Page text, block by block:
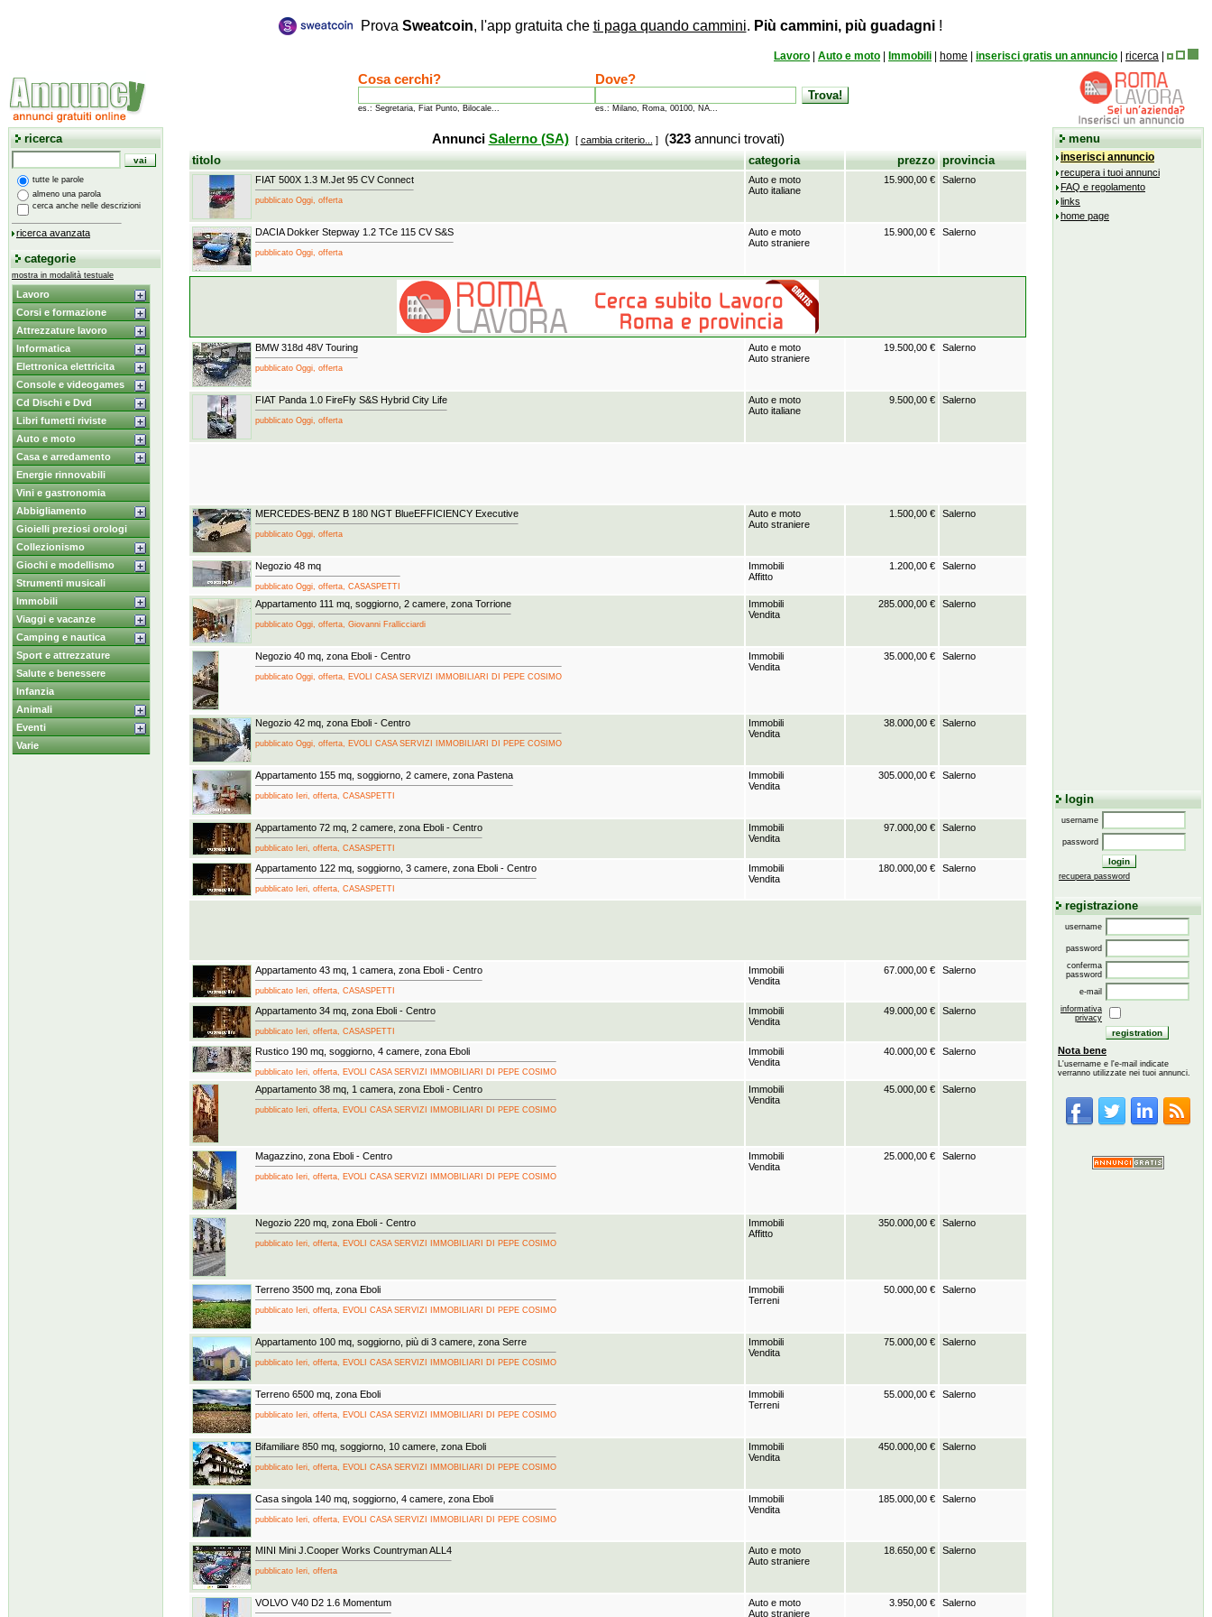
Prova Sweatcoin, l'app gratuita che ti paga quando cammini. Più cammini, più guadagni!
Lavoro Auto e moto Immobili home inserisci gratis un annuncio ricerca
Cosa cerchi?
es.: Segretaria, Fiat Punto, Bilocale...
Dove?
es.: Milano, Roma, 00100, NA...
ricerca
tutte le parole
almeno una parola
cerca anche nelle descrizioni
ricerca avanzata
categorie
mostra in modalità testuale
Lavoro
Corsi e formazione
Attrezzature lavoro
Informatica
Elettronica elettricita
Console e videogames
Cd Dischi e Dvd
Libri fumetti riviste
Auto e moto
Casa e arredamento
Energie rinnovabili
Vini e gastronomia
Abbigliamento
Gioielli preziosi orologi
Collezionismo
Giochi e modellismo
Strumenti musicali
Immobili
Viaggi e vacanze
Camping e nautica
Sport e attrezzature
Salute e benessere
Infanzia
Animali
Eventi
Varie
Annunci Salerno (SA) [ cambia criterio... ] (323annunci trovati)
titolo categoria prezzo provincia
FIAT 500X 1.3 M.Jet 95 CV Connect
pubblicato Oggi, offerta
Auto e moto
Auto italiane
15.900,00 € Salerno
DACIA Dokker Stepway 1.2 TCe 115 CV S&S
pubblicato Oggi, offerta
Auto e moto
Auto straniere
15.900,00 € Salerno
BMW 318d 48V Touring
pubblicato Oggi, offerta
Auto e moto
Auto straniere
19.500,00 € Salerno
FIAT Panda 1.0 FireFly S&S Hybrid City Life
pubblicato Oggi, offerta
Auto e moto
Auto italiane
9.500,00 € Salerno
MERCEDES-BENZ B 180 NGT BlueEFFICIENCY Executive
pubblicato Oggi, offerta
Auto e moto
Auto straniere
1.500,00 € Salerno
Negozio 48 mq
pubblicato Oggi, offerta, CASASPETTI
Immobili
Affitto
1.200,00 € Salerno
Appartamento 111 mq, soggiorno, 2 camere, zona Torrione
pubblicato Oggi, offerta, Giovanni Frallicciardi
Immobili
Vendita
285.000,00 € Salerno
Negozio 40 mq, zona Eboli - Centro
pubblicato Oggi, offerta, EVOLI CASA SERVIZI IMMOBILIARI DI PEPE COSIMO
Immobili
Vendita
35.000,00 € Salerno
Negozio 42 mq, zona Eboli - Centro
pubblicato Oggi, offerta, EVOLI CASA SERVIZI IMMOBILIARI DI PEPE COSIMO
Immobili
Vendita
38.000,00 € Salerno
Appartamento 155 mq, soggiorno, 2 camere, zona Pastena
pubblicato Ieri, offerta, CASASPETTI
Immobili
Vendita
305.000,00 € Salerno
Appartamento 72 mq, 2 camere, zona Eboli - Centro
pubblicato Ieri, offerta, CASASPETTI
Immobili
Vendita
97.000,00 € Salerno
Appartamento 122 mq, soggiorno, 3 camere, zona Eboli - Centro
pubblicato Ieri, offerta, CASASPETTI
Immobili
Vendita
180.000,00 € Salerno
Appartamento 43 mq, 1 camera, zona Eboli - Centro
pubblicato Ieri, offerta, CASASPETTI
Immobili
Vendita
67.000,00 € Salerno
Appartamento 34 mq, zona Eboli - Centro
pubblicato Ieri, offerta, CASASPETTI
Immobili
Vendita
49.000,00 € Salerno
Rustico 190 mq, soggiorno, 4 camere, zona Eboli
pubblicato Ieri, offerta, EVOLI CASA SERVIZI IMMOBILIARI DI PEPE COSIMO
Immobili
Vendita
40.000,00 € Salerno
Appartamento 38 mq, 1 camera, zona Eboli - Centro
pubblicato Ieri, offerta, EVOLI CASA SERVIZI IMMOBILIARI DI PEPE COSIMO
Immobili
Vendita
45.000,00 € Salerno
Magazzino, zona Eboli - Centro
pubblicato Ieri, offerta, EVOLI CASA SERVIZI IMMOBILIARI DI PEPE COSIMO
Immobili
Vendita
25.000,00 € Salerno
Negozio 220 mq, zona Eboli - Centro
pubblicato Ieri, offerta, EVOLI CASA SERVIZI IMMOBILIARI DI PEPE COSIMO
Immobili
Affitto
350.000,00 € Salerno
Terreno 3500 mq, zona Eboli
pubblicato Ieri, offerta, EVOLI CASA SERVIZI IMMOBILIARI DI PEPE COSIMO
Immobili
Terreni
50.000,00 € Salerno
Appartamento 100 mq, soggiorno, più di 3 camere, zona Serre
pubblicato Ieri, offerta, EVOLI CASA SERVIZI IMMOBILIARI DI PEPE COSIMO
Immobili
Vendita
75.000,00 € Salerno
Terreno 6500 mq, zona Eboli
pubblicato Ieri, offerta, EVOLI CASA SERVIZI IMMOBILIARI DI PEPE COSIMO
Immobili
Terreni
55.000,00 € Salerno
Bifamiliare 850 mq, soggiorno, 10 camere, zona Eboli
pubblicato Ieri, offerta, EVOLI CASA SERVIZI IMMOBILIARI DI PEPE COSIMO
Immobili
Vendita
450.000,00 € Salerno
Casa singola 140 mq, soggiorno, 4 camere, zona Eboli
pubblicato Ieri, offerta, EVOLI CASA SERVIZI IMMOBILIARI DI PEPE COSIMO
Immobili
Vendita
185.000,00 € Salerno
MINI Mini J.Cooper Works Countryman ALL4
pubblicato Ieri, offerta
Auto e moto
Auto straniere
18.650,00 € Salerno
VOLVO V40 D2 1.6 Momentum
Auto e moto
Auto straniere
3.950,00 € Salerno
menu
inserisci annuncio
recupera i tuoi annunci
FAQ e regolamento
links
home page
login
username
password
recupera password
registrazione
username
password
conferma
password
e-mail
informativa
privacy
Nota bene
L'username e l'e-mail indicate
verranno utilizzate nei tuoi annunci.